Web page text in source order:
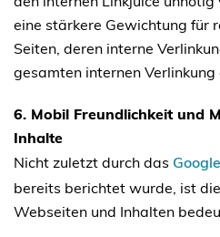
eine stärkere Gewichtung für
Seiten, deren interne
gesamten internen
6. Mobil Freundlichkeit und
Inhalte
Nicht zuletzt durch das
bereits berichtet wurde, ist
Webseiten und Inhalten